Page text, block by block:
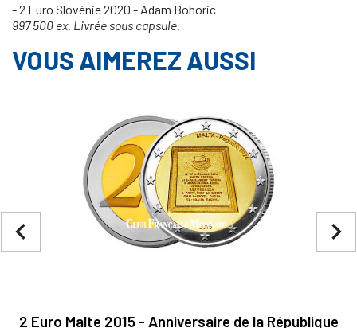
- 2 Euro Slovénie 2020 - Adam Bohoric
997 500 ex. Livrée sous capsule.
VOUS AIMEREZ AUSSI
2 Euro Malte 2015 - Anniversaire de la République
navigate_next
navigate_before